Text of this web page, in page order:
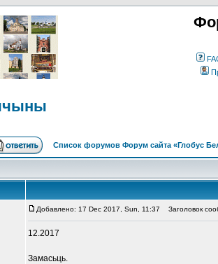
Список форумов Форум сайта «Глобус
Добавлено: 17 Dec 2017, Sun, 11:37 Заголовок
12.2017
Замасьць.